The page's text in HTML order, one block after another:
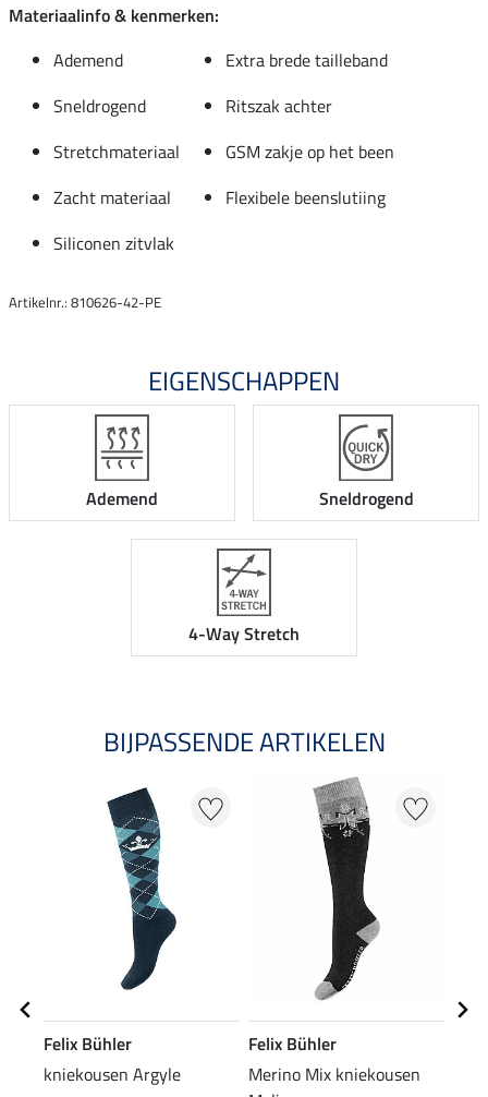
Materiaalinfo & kenmerken:
Ademend
Extra brede tailleband
Sneldrogend
Ritszak achter
Stretchmateriaal
GSM zakje op het been
Zacht materiaal
Flexibele beenslutiing
Siliconen zitvlak
Artikelnr.: 810626-42-PE
EIGENSCHAPPEN
Ademend Sneldrogend
4-Way Stretch
BIJPASSENDE ARTIKELEN
Felix Bühler
kniekousen Argyle
Felix Bühler
Merino Mix kniekousen